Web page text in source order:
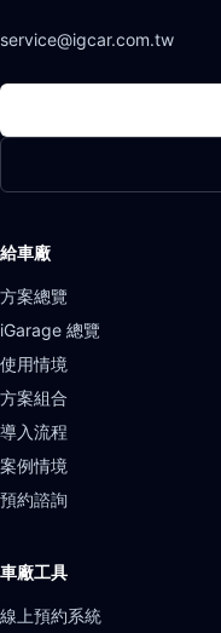
service@igcar.com.tw
給車廠
方案總覽
iGarage 總覽
使用情境
方案組合
導入流程
案例情境
預約諮詢
車廠工具
線上預約系統